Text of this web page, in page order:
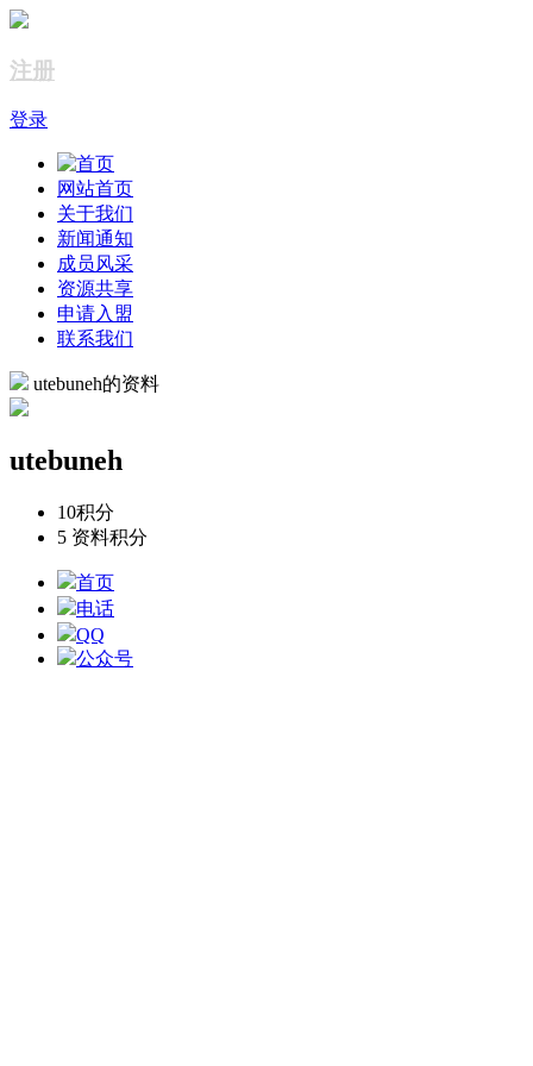
注册
登录
网站首页
关于我们
新闻通知
成员风采
资源共享
申请入盟
联系我们
utebuneh的资料
utebuneh
10积分
5 资料积分
首页
电话
QQ
公众号